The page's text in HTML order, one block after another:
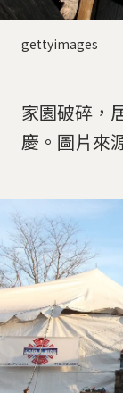
gettyimages
家園破碎，
慶。圖片來